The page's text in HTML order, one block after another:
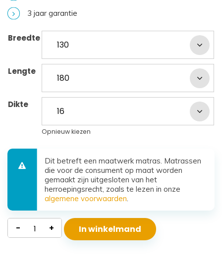
3 jaar garantie
Breedte
Lengte
Dikte
Opnieuw kiezen
Dit betreft een maatwerk matras. Matrassen
die voor de consument op maat worden
gemaakt zijn uitgesloten van het
herroepingsrecht, zoals te lezen in onze
algemene voorwaarden.
Polyether
Matras
- + In winkelmand